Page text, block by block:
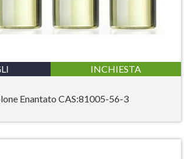
INCHIESTA
Enantato CAS:81005-56-3